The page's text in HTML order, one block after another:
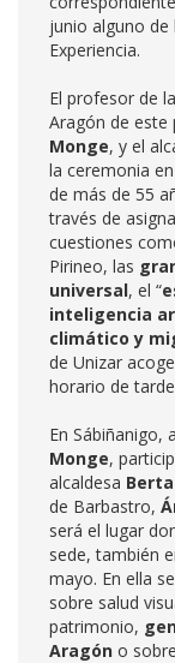
junio alguno de
Experiencia.
El profesor de
Aragón de
Monge, y el
la ceremonia
de más de 55
través de
cuestiones
Pirineo, las
universal, el “
inteligencia
climático y
de Unizar
horario de
En Sábiñanigo,
Monge,
alcaldesa
de Barbastro,
será el lugar
sede, también
mayo. En ella
sobre salud
patrimonio,
Aragón o